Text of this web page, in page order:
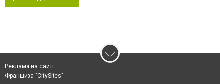
Реклама на сайті
Франшиза "CitySites"